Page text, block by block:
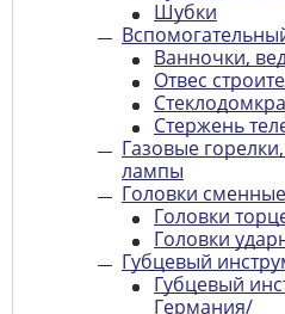
Шубки
Ванночки,
Отвес
Стержень
Газовые
лампы
Головки
Головки
Головки
Губцевый
Губцевый
Германия/